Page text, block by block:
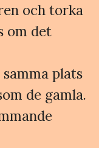
och torka
om det
plats
de gamla.